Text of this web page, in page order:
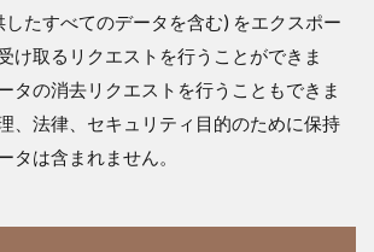
たすべてのデータを含む) をエクスポー
け取るリクエストを行うことができま
タの消去リクエストを行うこともできま
、法律、セキュリティ目的のために保持
タは含まれません。